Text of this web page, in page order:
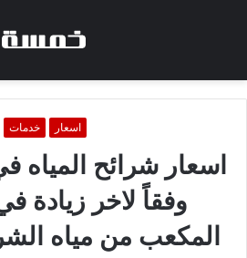
اسعار خدمات
وفقاً لاخر زيادة
المكعب من مياه